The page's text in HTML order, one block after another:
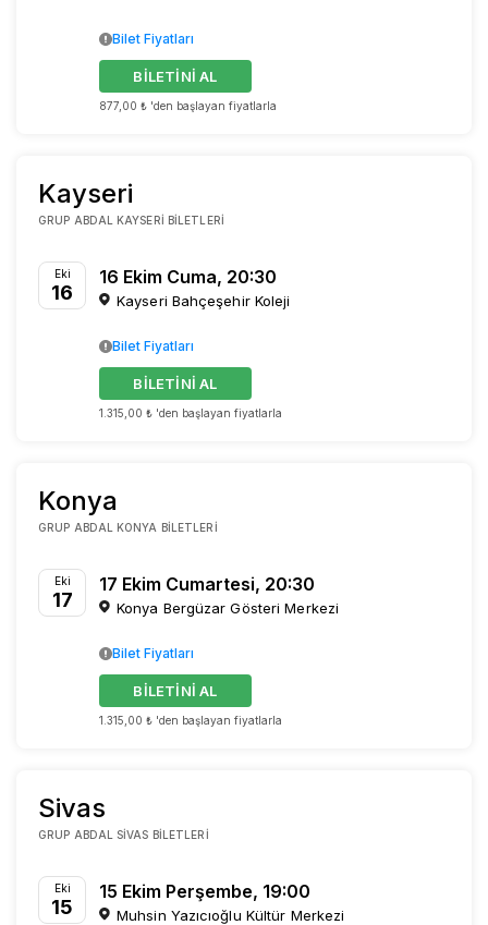
877,00 ₺ 'den başlayan fiyatlarla
BİLETİNİ AL
Bilet Fiyatları
Kayseri
GRUP ABDAL KAYSERI BILETLERI
Eki
16
16 Ekim Cuma, 20:30
Kayseri Bahçeşehir Koleji
1.315,00 ₺ 'den başlayan fiyatlarla
BİLETİNİ AL
Bilet Fiyatları
Konya
GRUP ABDAL KONYA BILETLERI
Eki
17
17 Ekim Cumartesi, 20:30
Konya Bergüzar Gösteri Merkezi
1.315,00 ₺ 'den başlayan fiyatlarla
BİLETİNİ AL
Bilet Fiyatları
Sivas
GRUP ABDAL SIVAS BILETLERI
Eki
15
15 Ekim Perşembe, 19:00
Muhsin Yazıcıoğlu Kültür Merkezi